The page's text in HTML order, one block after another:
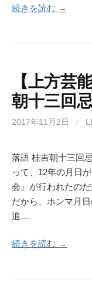
続きを読む →
【上方芸
朝十三回
2017年11月2日 /
落語 桂吉朝十三回
って、12年の月日
会」が行われたの
だから、ホンマ月
追…
続きを読む →